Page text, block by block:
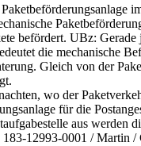
wo der
für die
aus werden
12993-0001 / Martin